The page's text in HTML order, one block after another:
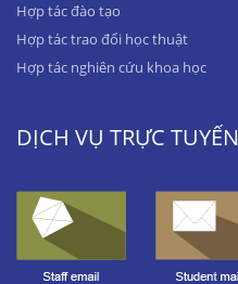
Hợp tác đào tạo
Hợp tác trao đổi học thuật
Hợp tác nghiên cứu khoa học
DỊCH VỤ TRỰC TUYẾN